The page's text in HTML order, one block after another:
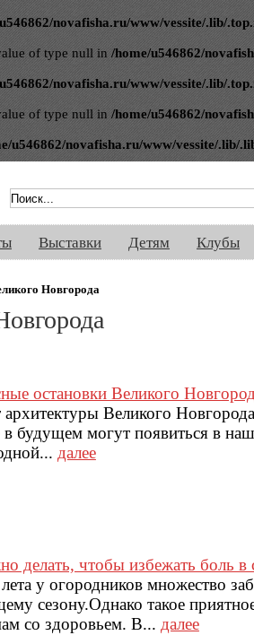
novafisha.ru/www/vessite/.lib/
of type null in /home/u546862/
novafisha.ru/www/vessite/.lib/
of type null in /home/u546862/
u546862/novafisha.ru/www/vessite/.lib/
Выставки Детям Клубы
Новгорода
остановки Великого
Великого
будущем могут появиться в
далее
делать, чтобы избежать боль
у огородников множество
сезону.Однако такое
со здоровьем. В... далее